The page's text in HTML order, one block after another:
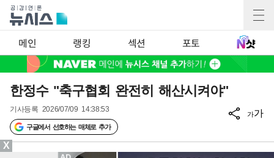
메인 랭킹 섹션 포토
한정수 "축구협회 완전히 해산시켜야"
기사등록 2026/07/09 14:38:53
구글에서 선호하는 매체로 추가
가가
X